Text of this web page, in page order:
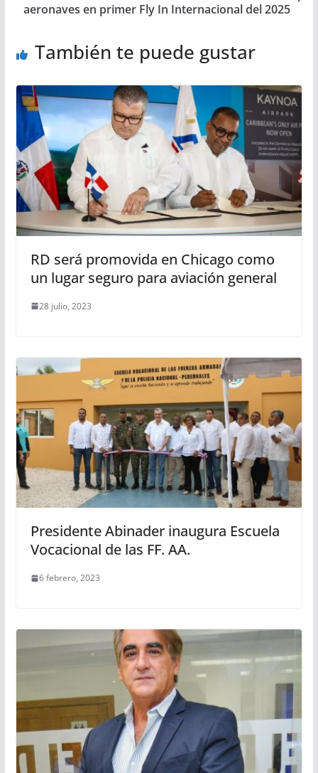
aeronaves en primer Fly In Internacional del 2025
También te puede gustar
RD será promovida en Chicago como
un lugar seguro para aviación general
28 julio, 2023
Presidente Abinader inaugura Escuela
Vocacional de las FF. AA.
6 febrero, 2023